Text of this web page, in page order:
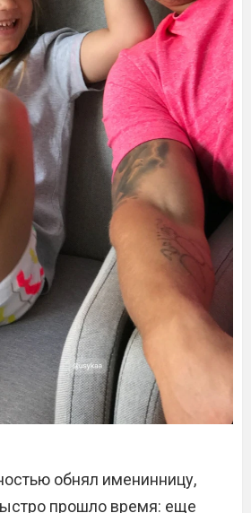
обнял именинницу,
прошло время: еще